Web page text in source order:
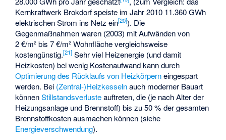
Kernkraftwerk Brokdorf speiste im Jahr 2010 11.360 GWh
elektrischen Strom ins Netz ein[20]). Die
Gegenmaßnahmen waren (2003) mit Aufwänden von
2 €/m² bis 7 €/m² Wohnfläche vergleichsweise
kostengünstig.[21] Sehr viel Heizenergie (und damit
Heizkosten) bei wenig Kostenaufwand kann durch
Optimierung des Rücklaufs von Heizkörperneingespart
werden. Bei (Zentral-)Heizkesselnauch moderner Bauart
könnenStillstandsverlusteauftreten, die (je nach Alter der
Heizungsanlage und Brennstoff) bis zu 50 % der gesamten
Brennstoffkosten ausmachen können (siehe
Energieverschwendung).